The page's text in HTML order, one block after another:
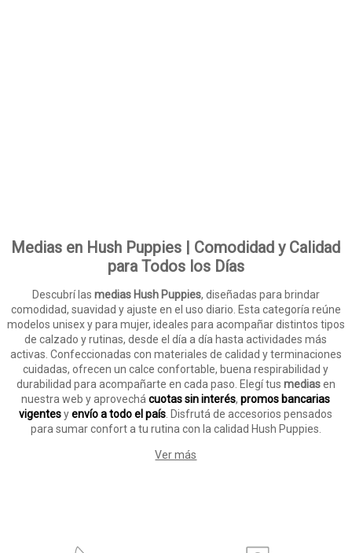
Medias en Hush Puppies | Comodidad y Calidad
para Todos los Días
Descubrí las medias Hush Puppies, diseñadas para brindar
comodidad, suavidad y ajuste en el uso diario. Esta categoría reúne
modelos unisex y para mujer, ideales para acompañar distintos tipos
de calzado y rutinas, desde el día a día hasta actividades más
activas. Confeccionadas con materiales de calidad y terminaciones
cuidadas, ofrecen un calce confortable, buena respirabilidad y
durabilidad para acompañarte en cada paso. Elegí tus mediasen
nuestra web y aprovechácuotas sin interés,promos bancarias
vigentesyenvío a todo el país . Disfrutá de accesorios pensados
para sumar confort a tu rutina con la calidad Hush Puppies.
Ver más